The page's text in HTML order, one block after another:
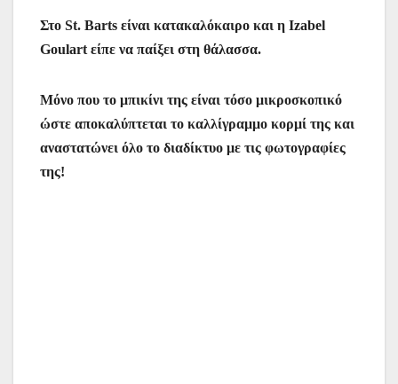
Στο St. Barts είναι κατακαλόκαιρο και η Izabel
Goulart είπε να παίξει στη θάλασσα.
Μόνο που το μπικίνι της είναι τόσο μικροσκοπικό
ώστε αποκαλύπτεται το καλλίγραμμο κορμί της και
αναστατώνει όλο το διαδίκτυο με τις φωτογραφίες
της!